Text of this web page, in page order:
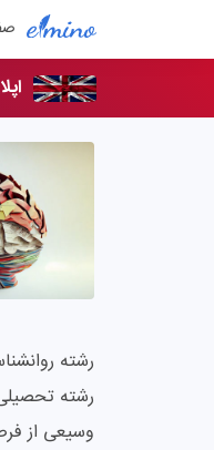
رشته
رشته
وسیعی از